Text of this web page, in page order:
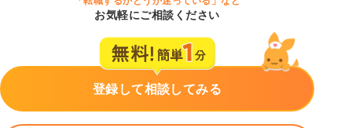
お気軽にご相談ください
登録して相談してみる